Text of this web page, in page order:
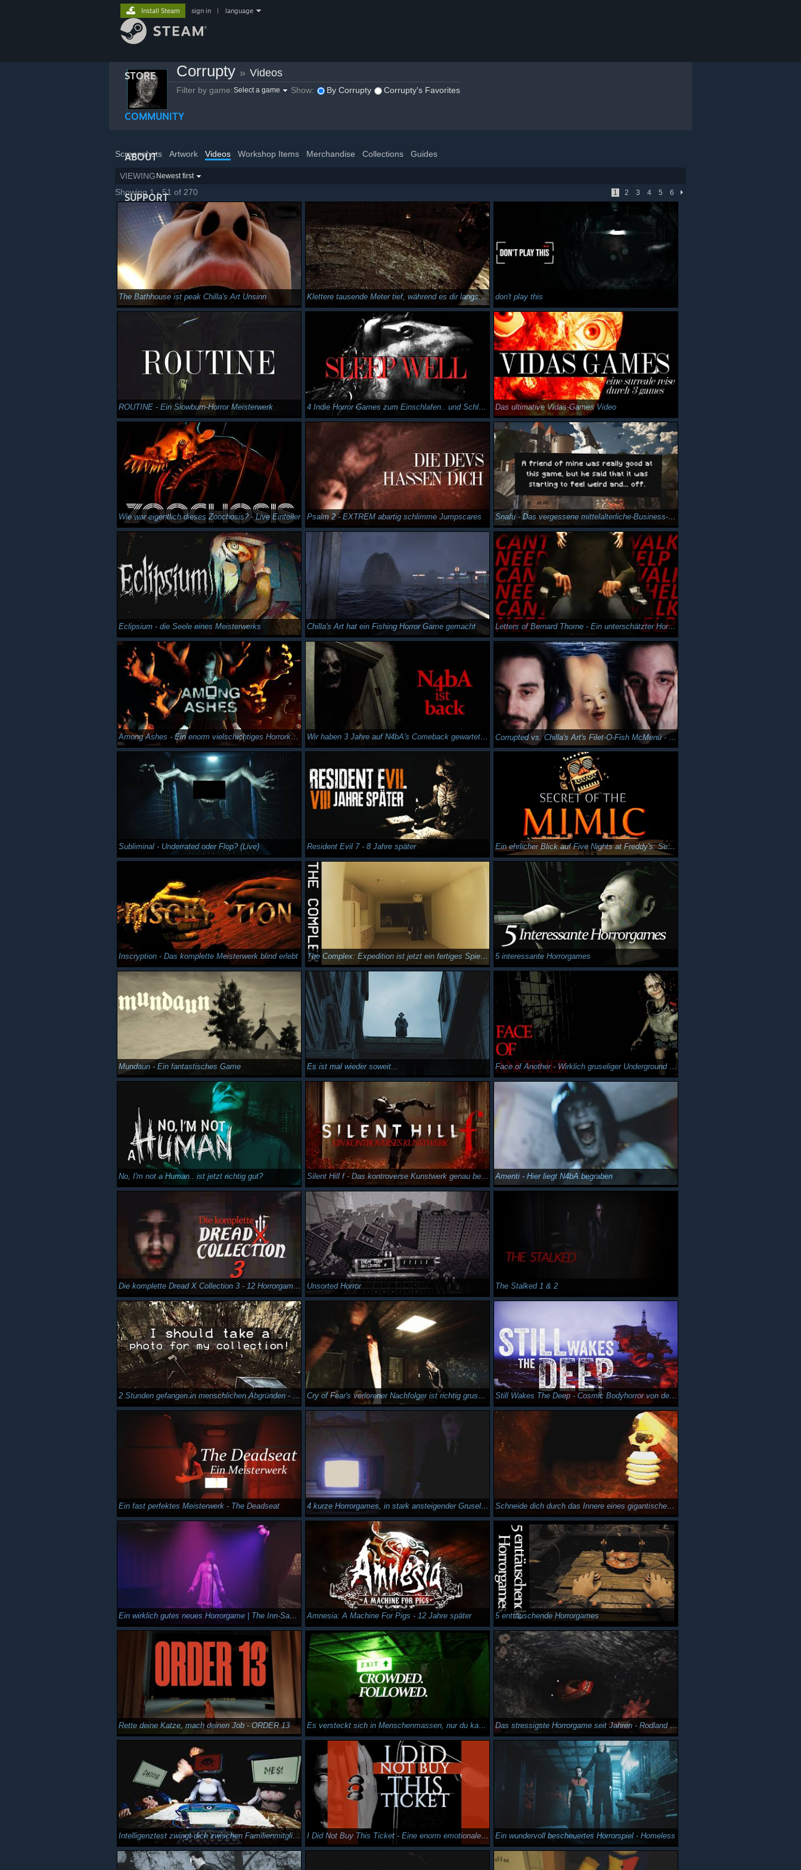
STORE
COMMUNITY
ABOUT
SUPPORT
Install Steam sign in language
Corrupty » Videos
Filter by game:Select a game Show: By Corrupty Corrupty's Favorites
Screenshots Artwork Videos Workshop Items Merchandise Collections Guides
VIEWING Newest first
Showing 1 - 51 of 270 1 2 3 4 5 6
The Bathhouse ist peak Chilla's Art Unsinn Klettere tausende Meter tief, während es dir langsam folgt - Idols of Ash don't play this
ROUTINE - Ein Slowburn-Horror Meisterwerk 4 Indie Horror Games zum Einschlafen.. und Schlafparalysen haben Das ultimative Vidas-Games Video
Wie war eigentlich dieses Zoochosis? - Live Einteiler Psalm 2 - EXTREM abartig schlimme Jumpscares Snafu - Das vergessene mittelalterliche-Business-Horrorgame
Eclipsium - die Seele eines Meisterwerks Chilla's Art hat ein Fishing Horror Game gemacht Letters of Bernard Thorne - Ein unterschätzter Horrorgeheimtipp
Among Ashes - Ein enorm vielschichtiges Horrorkunstwerk Wir haben 3 Jahre auf N4bA's Comeback gewartet | SHE WAS 98 Corrupted vs. Chilla's Art's Filet-O-Fish McMenü - Der Film | UMIGARI | ウミガリ
Subliminal - Underrated oder Flop? (Live) Resident Evil 7 - 8 Jahre später Ein ehrlicher Blick auf Five Nights at Freddy's: Secret of the Mimic
Inscryption - Das komplette Meisterwerk blind erlebt The Complex: Expedition ist jetzt ein fertiges Spiel.. immer noch so gut? 5 interessante Horrorgames
Mundaun - Ein fantastisches Game Es ist mal wieder soweit... Face of Another - Wirklich gruseliger Underground Indie Horror
No, I'm not a Human.. ist jetzt richtig gut? Silent Hill f - Das kontroverse Kunstwerk genau betrachtet Amenti - Hier liegt N4bA begraben
Die komplette Dread X Collection 3 - 12 Horrorgames in einem Video Unsorted Horror The Stalked 1 & 2
2 Stunden gefangen in menschlichen Abgründen - Butcher's Creek Cry of Fear's verlorener Nachfolger ist richtig gruselig - Remorse: The List Still Wakes The Deep - Cosmic Bodyhorror von den A Machine For Pigs Machern
Ein fast perfektes Meisterwerk - The Deadseat 4 kurze Horrorgames, in stark ansteigender Gruseligkeit Schneide dich durch das Innere eines gigantischen Wals - Whale Flesh
Ein wirklich gutes neues Horrorgame | The Inn-Sanity Amnesia: A Machine For Pigs - 12 Jahre später 5 enttäuschende Horrorgames
Rette deine Katze, mach deinen Job - ORDER 13 Es versteckt sich in Menschenmassen, nur du kannst es sehen - CROWDED. FOLLOWED. Das stressigste Horrorgame seit Jahren - Rodland of Pipes
Intelligenztest zwingt dich zwischen Familienmitgliedern zu wählen - Disorder I Did Not Buy This Ticket - Eine enorm emotionale Reise Ein wundervoll bescheuertes Horrorspiel - Homeless